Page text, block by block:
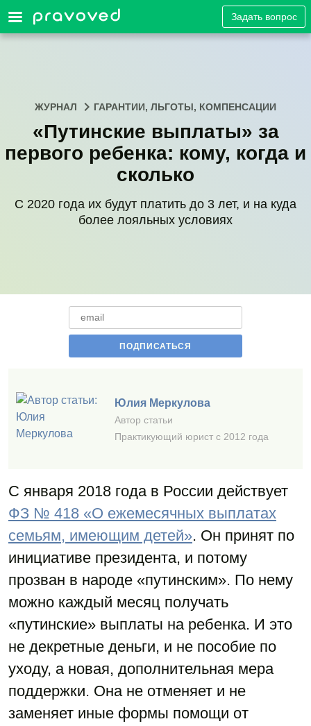
Задать вопрос
ЖУРНАЛ ГАРАНТИИ, ЛЬГОТЫ, КОМПЕНСАЦИИ
«Путинские выплаты» за
первого ребенка: кому, когда и
сколько
С 2020 года их будут платить до 3 лет, и на куда
более лояльных условиях
Юлия Меркулова
Автор статьи
Практикующий юрист с 2012 года
С января 2018 года в России действует
ФЗ № 418 «О ежемесячных выплатах
семьям, имеющим детей». Он принят по
инициативе президента, и потому
прозван в народе «путинским». По нему
можно каждый месяц получать
«путинские» выплаты на ребенка. И это
не декретные деньги, и не пособие по
уходу, а новая, дополнительная мера
поддержки. Она не отменяет и не
заменяет иные формы помощи от